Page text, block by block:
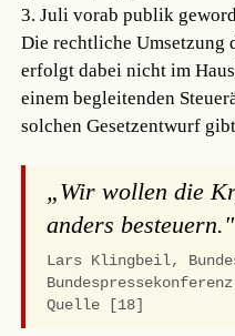
3. Juli vorab publik
Die rechtliche Umsetzung
erfolgt dabei nicht im
einem begleitenden
solchen Gesetzentwurf
„Wir wollen die
anders besteuern."
Lars Klingbeil,
Quelle [18]